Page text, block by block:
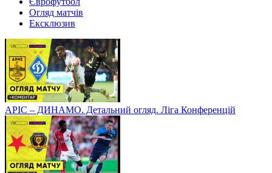
Огляд матчів
Ексклюзив
АРІС – ДИНАМО. Детальний огляд. Ліга Конференцій